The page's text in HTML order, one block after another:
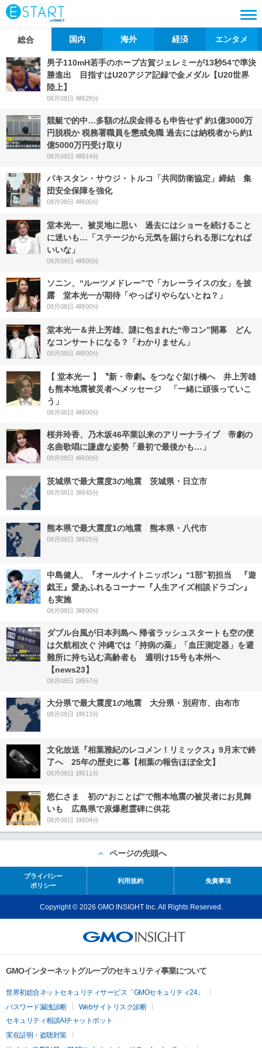
総合 国内 海外 経済 エンタメ
男子110mH若手のホープ古賀ジェレミーが13秒54で準決
勝進出 目指すはU20アジア記録で金メダル【U20世界
陸上】
08月08日 4時28分
競艇で的中…多額の払戻金得るも申告せず 約1億3000万
円脱税か 税務署職員を懲戒免職 過去には納税者から約1
億5000万円受け取り
08月08日 4時14分
パキスタン・サウジ・トルコ「共同防衛協定」締結 集
団安全保障を強化
08月08日 4時00分
堂本光一、被災地に思い 過去にはショーを続けること
に迷いも…「ステージから元気を届けられる形になれば
いいな」
08月08日 4時00分
ソニン、“ルーツメドレー”で「カレーライスの女」を披
露 堂本光一が期待「やっぱりやらないとね？」
08月08日 4時00分
堂本光一＆井上芳雄、謎に包まれた“帝コン”開幕 どん
なコンサートになる？「わかりません」
08月08日 4時00分
【 堂本光一 】〝新・帝劇〟をつなぐ架け橋へ 井上芳雄
も熊本地震被災者へメッセージ 「一緒に頑張っていこ
う」
08月08日 4時00分
桜井玲香、乃木坂46卒業以来のアリーナライブ 帝劇の
名曲歌唱に謙虚な姿勢「最初で最後かも…」
08月08日 4時00分
茨城県で最大震度3の地震 茨城県・日立市
08月08日 3時45分
熊本県で最大震度1の地震 熊本県・八代市
08月08日 3時25分
中島健人、『オールナイトニッポン』“1部”初担当 『遊
戯王』愛あふれるコーナー『人生アイズ相談ドラゴン』
も実施
08月08日 3時00分
ダブル台風が日本列島へ 帰省ラッシュスタートも空の便
は欠航相次ぐ 沖縄では「持病の薬」「血圧測定器」を避
難所に持ち込む高齢者も 週明け15号も本州へ
【news23】
08月08日 1時57分
大分県で最大震度1の地震 大分県・別府市、由布市
08月08日 1時13分
文化放送『相葉雅紀のレコメン！リミックス』9月末で終
了へ 25年の歴史に幕【相葉の報告ほぼ全文】
08月08日 1時11分
悠仁さま 初の“おことば”で熊本地震の被災者にお見舞
いも 広島県で原爆慰霊碑に供花
08月08日 1時04分
ページの先頭へ
プライバシー
ポリシー
利用規約 免責事項
Copyright © 2026 GMO INSIGHT Inc. All Rights Reserved.
GMOインターネットグループのセキュリティ事業について
世界初総合ネットセキュリティサービス「GMOセキュリティ24」
パスワード漏洩診断
Webサイトリスク診断
セキュリティ相談AIチャットボット
実在証明・盗聴対策